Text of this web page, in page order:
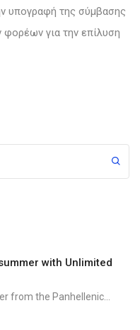
υπογραφή της σύμβασης
για την επίλυση
with Unlimited
from the Panhellenic...